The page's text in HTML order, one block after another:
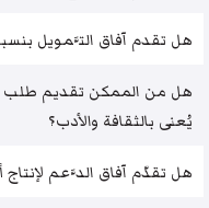
هل تقدم آفاق التَّمويل بنسبة 100 ٪
هل من الممكن تقديم طلب
يُعنى بالثقافة والأدب؟
هل تقدّم آفاق الدَّعم لإنتاج